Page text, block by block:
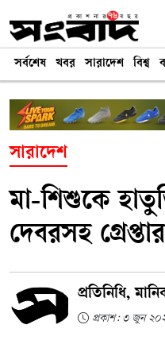
সর্বশেষ খবর সারাদেশ বিশ্ব
সারাদেশ
মা-শিশুকে
দেবরসহ
প্রতিনিধি,
প্রকাশ: ৩ জুন